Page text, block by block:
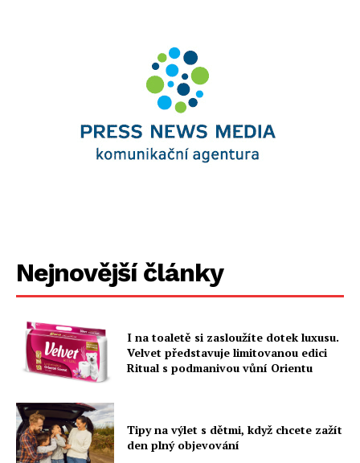
Nejnovější články
I na toaletě si zasloužíte dotek luxusu.
Velvet představuje limitovanou edici
Ritual s podmanivou vůní Orientu
Tipy na výlet s dětmi, když chcete zažít
den plný objevování